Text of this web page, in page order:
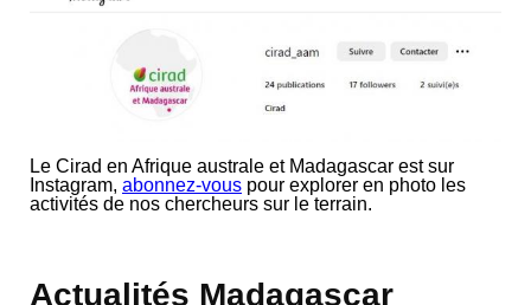
Le Cirad en Afrique australe et Madagascar est sur
Instagram, abonnez-vous pour explorer en photo les
activités de nos chercheurs sur le terrain.
Actualités Madagascar